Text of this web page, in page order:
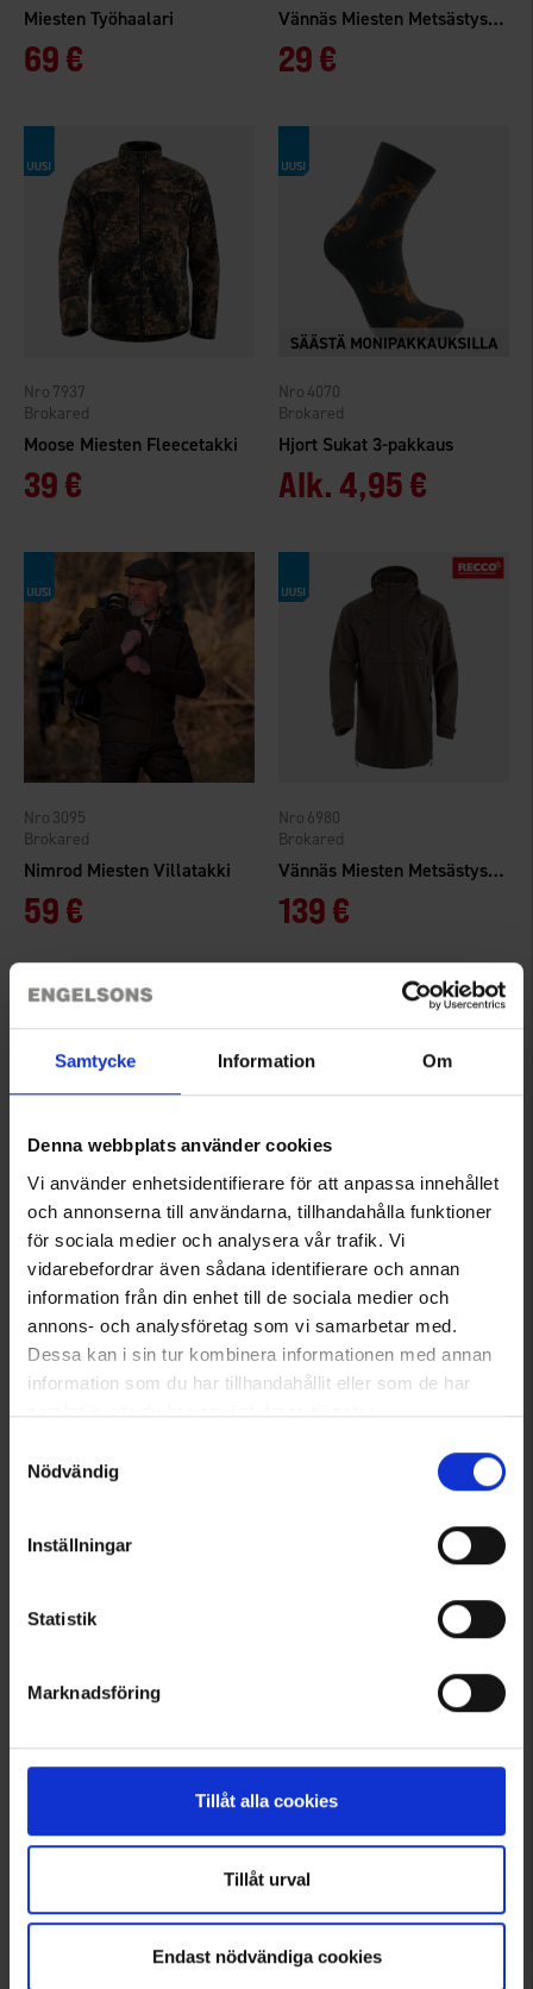
Samtycke Information Om
Denna webbplats använder cookies
Vi använder enhetsidentifierare för att anpassa innehållet
och annonserna till användarna, tillhandahålla funktioner
för sociala medier och analysera vår trafik. Vi
vidarebefordrar även sådana identifierare och annan
information från din enhet till de sociala medier och
annons- och analysföretag som vi samarbetar med.
Dessa kan i sin tur kombinera informationen med annan
information som du har tillhandahållit eller som de har
samlat in när du har använt deras tjänster.
Nödvändig
Inställningar
Statistik
Marknadsföring
Tillåt alla cookies
Tillåt urval
Endast nödvändiga cookies
Miesten Työhaalari
69 €
Vännäs Miesten Metsästyspaita
29 €
Moose Miesten Fleecetakki
Brokared
7937
39 €
Hjort Sukat 3-pakkaus
Brokared
4070
Alk. 4,95 €
Nimrod Miesten Villatakki
Brokared
3095
59 €
Vännäs Miesten Metsästysanorakki WP
Brokared
6980
139 €
Höör Miesten Metsästyshousut WP
Brokared
3074
119 €
Brokared
7963
239 €
Brokared
189 € 29 €